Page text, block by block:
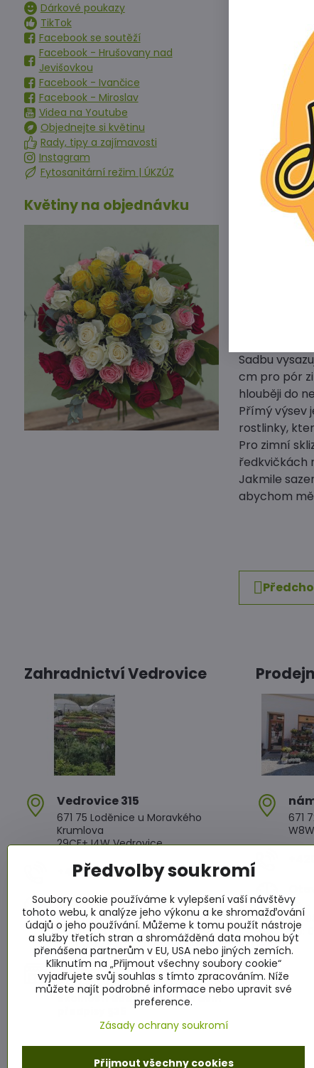
Pozdní,
habitus a
délky 14 - 16
Jak
Pórek je
půdách
Není
Pórku se
tendenci se
Pro
vysévat i
Letní pór
Sadbu
cm pro pór
hlouběji do
Přímý výsev
rostlinky,
Pro zimní
ředkvičkách
Jakmile
abychom
Dárkové poukazy
TikTok
Facebook se soutěží
Facebook - Hrušovany nad
Jevišovkou
Facebook - Ivančice
Facebook - Miroslav
Videa na Youtube
Objednejte si květinu
Rady, tipy a zajímavosti
Instagram
Fytosanitární režim | ÚKZÚZ
Květiny na objednávku
Zahradnictví Vedrovice
Vedrovice 315
671 75 Loděnice u Moravkého
Krumlova
29CF+J4W Vedrovice
+420 607 042 662
Otevírací doba
PO - PÁ: 08:00 - 11:00 13:00 - 17:00
SO : 08:00 - 11:30 13:00 - 16:30
NE : 08:00 - 11:30 14:00 - 16:00
Info
Žádáme zákazníky aby za všech
okolností dodržovali dopravní
671
PO -
PÁ:
SO:
Předvolby soukromí
Soubory cookie používáme k vylepšení vaší návštěvy
tohoto webu, k analýze jeho výkonu a ke shromažďování
údajů o jeho používání. Můžeme k tomu použít nástroje
a služby třetích stran a shromážděná data mohou být
přenášena partnerům v EU, USA nebo jiných zemích.
Kliknutím na „Přijmout všechny soubory cookie“
vyjadřujete svůj souhlas s tímto zpracováním. Níže
můžete najít podrobné informace nebo upravit své
preference.
Zásady ochrany soukromí
Přijmout všechny cookies